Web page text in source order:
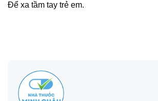
Để xa tầm tay trẻ em.